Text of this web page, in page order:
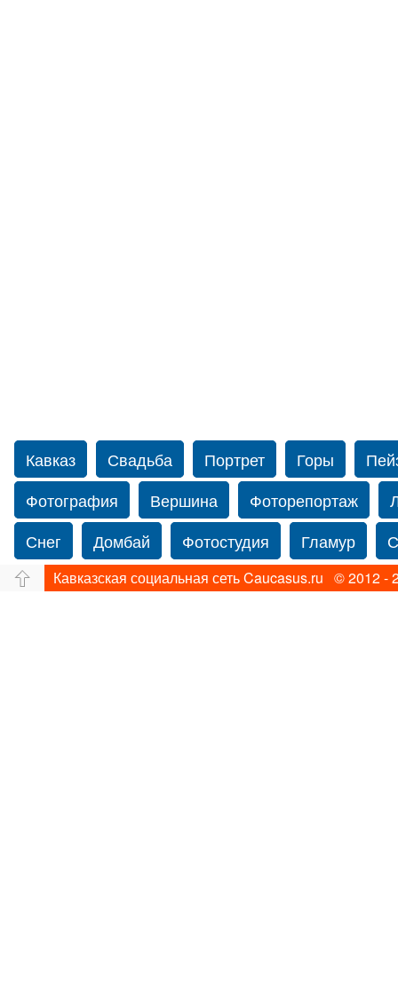
Кавказ Свадьба Портрет Горы
Фотография
Вершина Фоторепортаж
Снег
Домбай Фотостудия Гламур
Путешествие
Перевал Ущелье
Кавказская социальная сеть Caucasus.ru © 2012 -